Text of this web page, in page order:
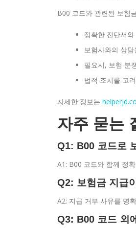
B00 코드와 관련된 보험
정확한 진단서
보험사와의 상
필요시, 보험 분
법적 조치를 고
자세한 정보는
자주 묻는
Q1: B00 코드로
A1: B00 코드와 함께 정
Q2: 보험금 지급
A2: 지급 거부 사유를 명
Q3: B00 코드 외